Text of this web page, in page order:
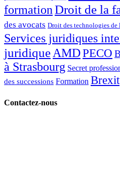
formationDroit de la
des avocats Droit des technologies
Services juridiques
juridiqueAMDPECO
à Strasbourg Secret
des successions Formation Brexit
Contactez-nous